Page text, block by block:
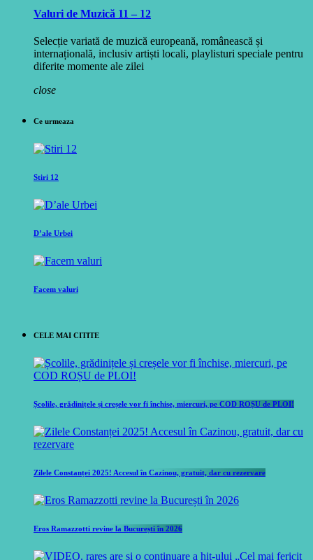
Valuri de Muzică 11 – 12
Selecție variată de muzică europeană, românească și
internațională, inclusiv artiști locali, playlisturi speciale pentru
diferite momente ale zilei
close
Ce urmeaza
Stiri 12
D’ale Urbei
Facem valuri
CELE MAI CITITE
Școlile, grădinițele și creșele vor fi închise, miercuri, pe COD ROȘU de PLOI!
Zilele Constanței 2025! Accesul în Cazinou, gratuit, dar cu rezervare
Eros Ramazzotti revine la București în 2026